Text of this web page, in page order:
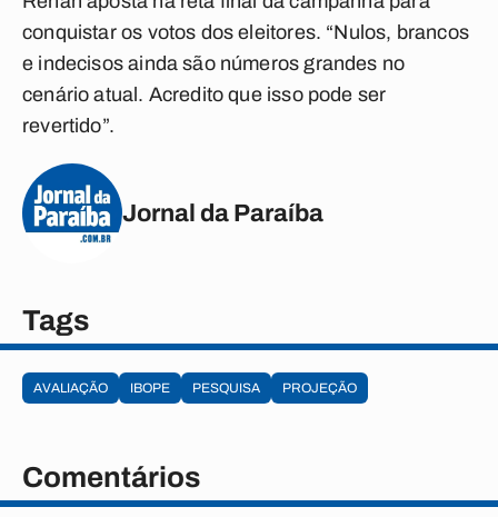
conquistar os votos dos eleitores. “Nulos, brancos
e indecisos ainda são números grandes no
cenário atual. Acredito que isso pode ser
revertido”.
Jornal da Paraíba
Tags
AVALIAÇÃO IBOPE PESQUISA PROJEÇÃO
Comentários